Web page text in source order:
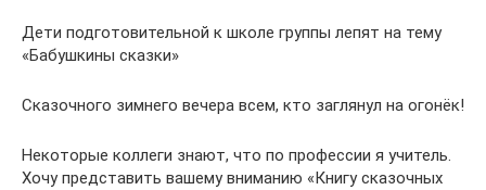
Дети подготовительной к школе группы лепят на тему
«Бабушкины сказки»
Сказочного зимнего вечера всем, кто заглянул на огонёк!
Некоторые коллеги знают, что по профессии я учитель.
Хочу представить вашему вниманию «Книгу сказочных